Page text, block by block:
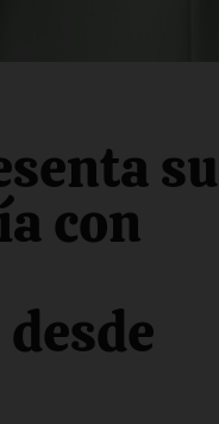
su
con